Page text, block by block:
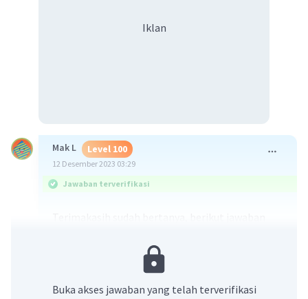
Iklan
Mak L Level 100
12 Desember 2023 03:29
Jawaban terverifikasi
Buka akses jawaban yang telah terverifikasi